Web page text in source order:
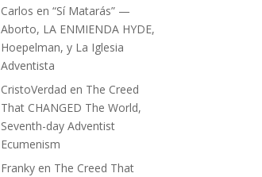
Carlos en“Sí Matarás” —
Aborto, LA ENMIENDA HYDE,
Hoepelman, y La Iglesia
Adventista
CristoVerdad en The Creed
That CHANGED The World,
Seventh-day Adventist
Ecumenism
Franky en The Creed That